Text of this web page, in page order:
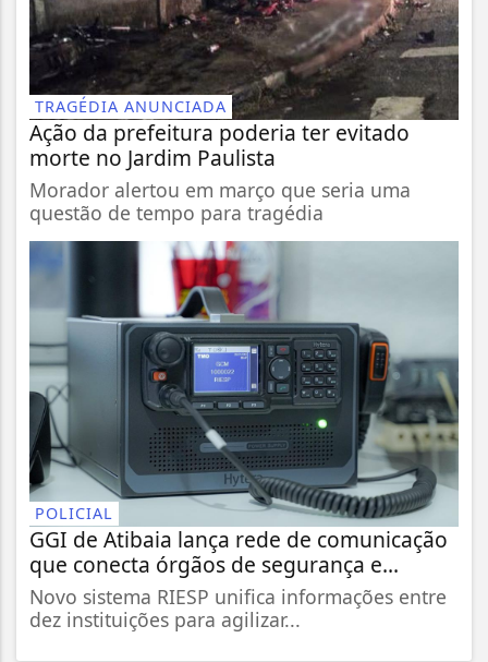
TRAGÉDIA ANUNCIADA
Ação da prefeitura poderia ter evitado
morte no Jardim Paulista
Morador alertou em março que seria uma
questão de tempo para tragédia
POLICIAL
GGI de Atibaia lança rede de comunicação
que conecta órgãos de segurança e...
Novo sistema RIESP unifica informações entre
dez instituições para agilizar...